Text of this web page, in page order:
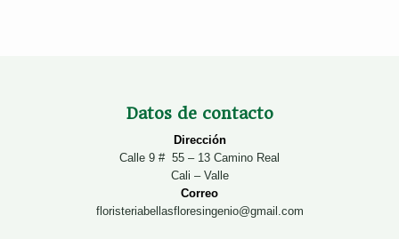
Datos de contacto
Dirección
Calle 9 # 55 – 13 Camino Real
Cali – Valle
Correo
floristeriabellasfloresingenio@gmail.com